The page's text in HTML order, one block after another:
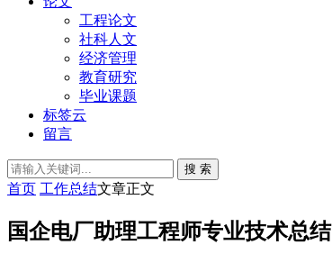
工程论文
社科人文
经济管理
教育研究
毕业课题
标签云
留言
搜 索
首页 工作总结文章正文
国企电厂助理工程师专业技术总结